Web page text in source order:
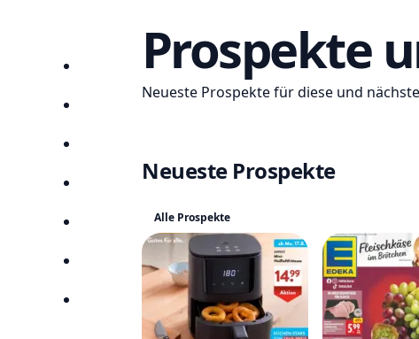
Startseite
Lieblingsprospekte
Kompass
Prospekte
Neueste Prospekte für diese und
Neueste Prospekte
Alle Prospekte